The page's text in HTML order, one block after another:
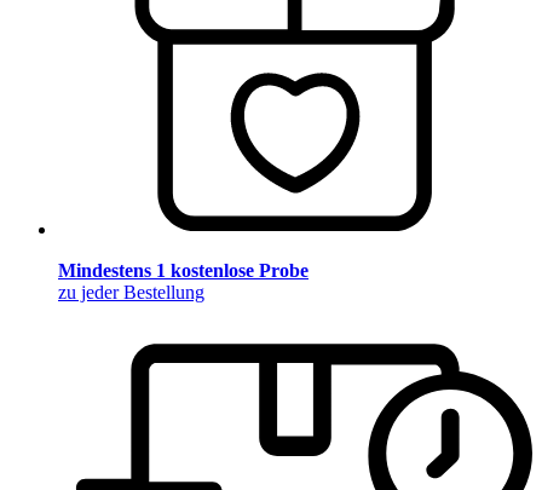
Mindestens 1 kostenlose Probe
zu jeder Bestellung